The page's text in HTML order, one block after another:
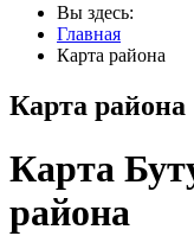
Вы здесь:
Главная
Карта района
Карта района
Карта
района